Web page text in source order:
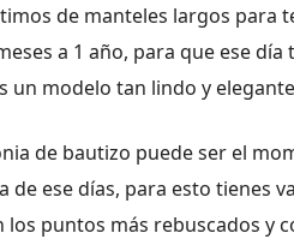
de manteles largos para
a 1 año, para que ese
un modelo tan lindo y
de bautizo puede ser el
de ese días, para esto tienes
los puntos más rebuscados y